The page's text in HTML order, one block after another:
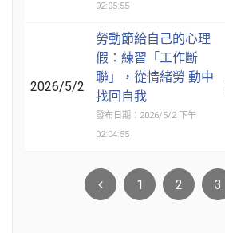
02:05:55
2026/5/2
勞動節給自己的心理
假：練習「工作斷
聯」，從情緒勞 動中
找回自我
發布日期：2026/5/2 下午
02:04:55
1 2 3